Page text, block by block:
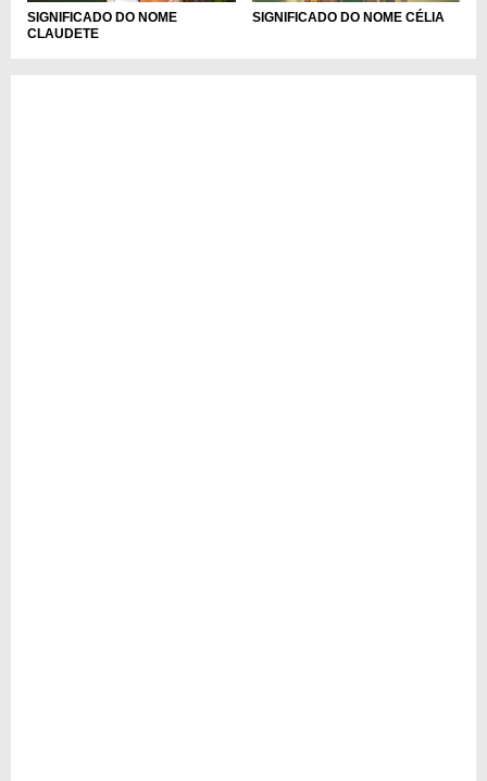
SIGNIFICADO DO NOME
CLAUDETE
SIGNIFICADO DO NOME CÉLIA